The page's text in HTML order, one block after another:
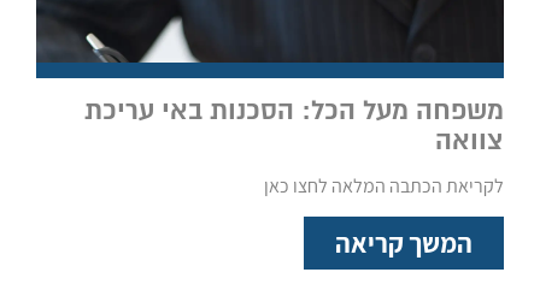
משפחה מעל הכל: הסכנות באי עריכת
צוואה
לקריאת הכתבה המלאה לחצו כאן
המשך קריאה